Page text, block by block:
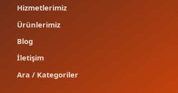
Hizmetlerimiz
Ürünlerimiz
Blog
İletişim
Ara / Kategoriler